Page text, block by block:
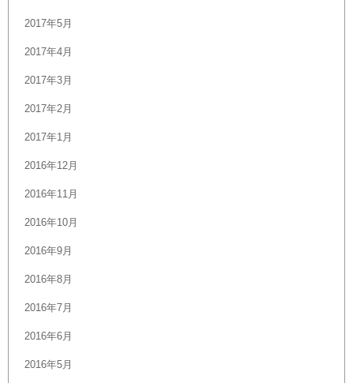
2017年5月
2017年4月
2017年3月
2017年2月
2017年1月
2016年12月
2016年11月
2016年10月
2016年9月
2016年8月
2016年7月
2016年6月
2016年5月